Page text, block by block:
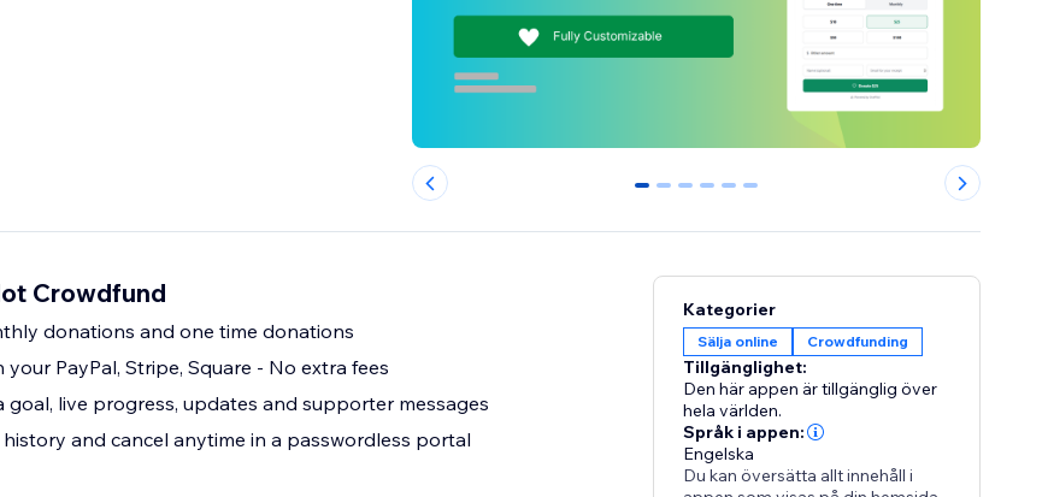
0 1 2 3 4 5
Crowdfund
donations and one time donations
PayPal, Stripe, Square - No extra fees
goal, live progress, updates and supporter messages
and cancel anytime in a passwordless portal
Kategorier
Sälja online Crowdfunding
Tillgänglighet:
Den här appen är tillgänglig över
hela världen.
Språk i appen:
Engelska
Du kan översätta allt innehåll i